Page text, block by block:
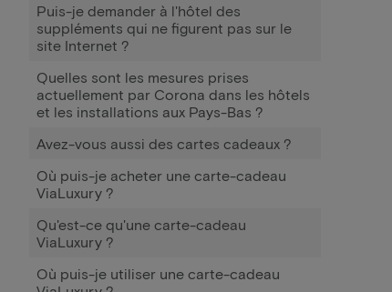
Puis-je demander à l'hôtel des
suppléments qui ne figurent pas sur le
site Internet ?
Quelles sont les mesures prises
actuellement par Corona dans les hôtels
et les installations aux Pays-Bas ?
Avez-vous aussi des cartes cadeaux ?
Où puis-je acheter une carte-cadeau
ViaLuxury ?
Qu'est-ce qu'une carte-cadeau
ViaLuxury ?
Où puis-je utiliser une carte-cadeau